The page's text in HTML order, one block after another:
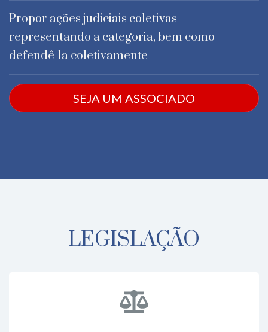
Propor ações judiciais coletivas
representando a categoria, bem como
defendê-la coletivamente
SEJA UM ASSOCIADO
LEGISLAÇÃO